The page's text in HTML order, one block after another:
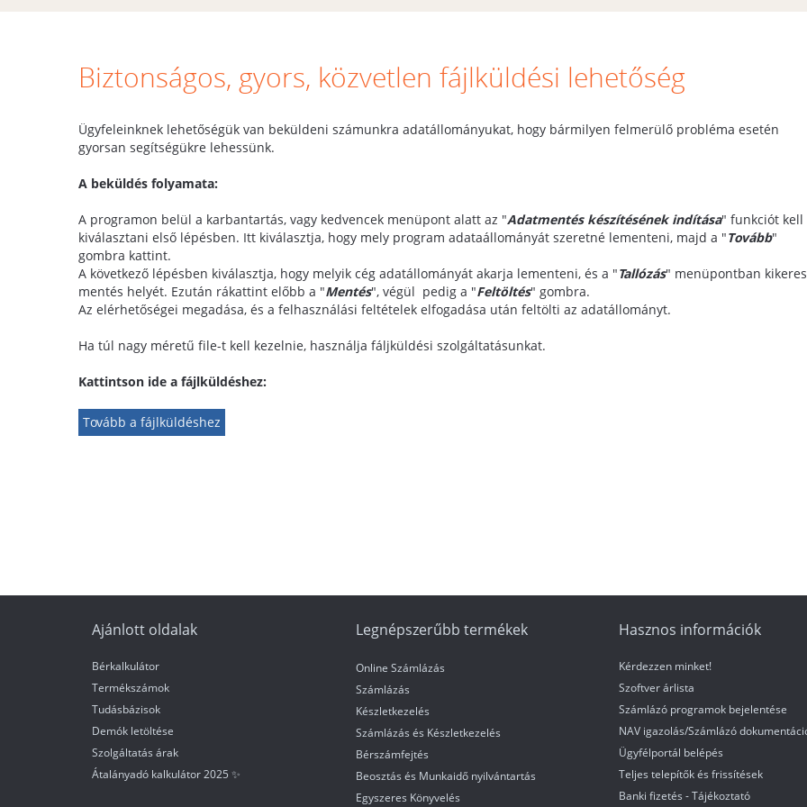
Biztonságos, gyors, közvetlen fájlküldési lehetőség
Ügyfeleinknek lehetőségük van beküldeni számunkra adatállományukat, hogy bármilyen felmerülő probléma esetén
gyorsan segítségükre lehessünk.
A beküldés folyamata:
A programon belül a karbantartás, vagy kedvencek menüpont alatt az "Adatmentés készítésének indítása" funkciót kell
kiválasztani első lépésben. Itt kiválasztja, hogy mely program adataállományát szeretné lementeni, majd a "Tovább"
gombra kattint.
A következő lépésben kiválasztja, hogy melyik cég adatállományát akarja lementeni, és a "Tallózás" menüpontban
mentés helyét. Ezután rákattint előbb a "Mentés", végül pedig a "Feltöltés" gombra.
Az elérhetőségei megadása, és a felhasználási feltételek elfogadása után feltölti az adatállományt.
Ha túl nagy méretű file-t kell kezelnie, használja fáljküldési szolgáltatásunkat.
Kattintson ide a fájlküldéshez:
Tovább a fájlküldéshez
Ajánlott oldalak
Bérkalkulátor
Termékszámok
Tudásbázisok
Demók letöltése
Szolgáltatás árak
Átalányadó kalkulátor 2025 ✨
Legnépszerűbb termékek
Online Számlázás
Számlázás
Készletkezelés
Számlázás és Készletkezelés
Bérszámfejtés
Beosztás és Munkaidő nyilvántartás
Egyszeres Könyvelés
Hasznos információk
Kérdezzen minket!
Szoftver árlista
Számlázó programok bejelentése
NAV igazolás/Számlázó
Ügyfélportál belépés
Teljes telepítők és frissítések
Banki fizetés - Tájékoztató